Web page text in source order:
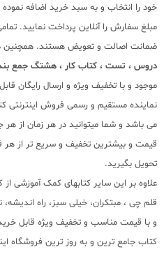
خود را انتخاب و به سبد خرید اضافه
مبلغ سفارش را آنلاین پرداخت نمایید.
ضمانت اصالت و تعویض هستند. همچنین
دروس ، تست ، کتاب کار ، هشتگ جمع
موجود و با تخفیف ویژه و ارسال رایگان
نماینده مستقیم و رسمی فروش اینترنتی
می باشد و شما میتوانید در هر زمان از هر
قیمت و بیشترین تخفیف و سریع تر از هر
تحویل بگیرید.
علاوه بر این سایر کتابهای کمک آموزشی از
قلم چی ، مبتکران، خیلی سبز، راه
و با قیمت مناسب و تخفیف ویژه قابل
کتاب جامع ترین و به روز ترین فروشگاه